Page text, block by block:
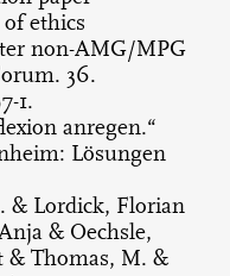
ethics
non-AMG/MPG
36.
1.
anregen.“
Lösungen
& Lordick, Florian
& Oechsle,
& Thomas, M. &